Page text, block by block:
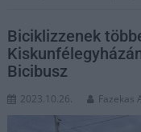
Biciklizzenek
Bicibusz
2023.10.26. Fazekas